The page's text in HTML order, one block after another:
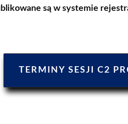
są w systemie
TERMINY SESJI C2